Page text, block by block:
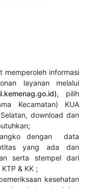
memperoleh informasi
layanan melalui
, pilih
Kecamatan) KUA
download dan
dengan data
yang ada dan
serta stempel dari
& KK ;
kesehatan